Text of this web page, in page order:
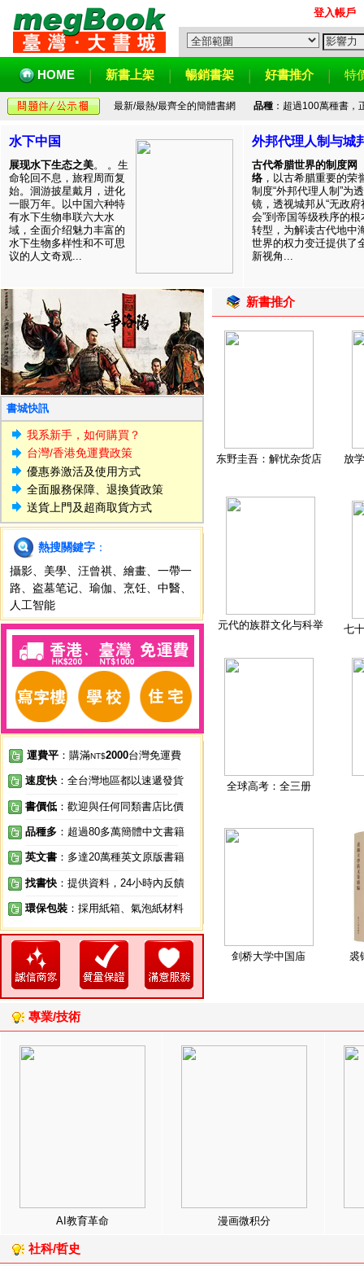
登入帳戶
HOME 新書上架 暢銷書架 好書推介 特
最新/最熱/最齊全的簡體書網 品種：超過100萬種書，
水下中国
展现水下生态之美。 。生
命轮回不息，旅程周而复
始。洄游披星戴月，进化
一眼万年。以中国六种特
有水下生物串联六大水
域，全面介绍魅力丰富的
水下生物多样性和不可思
议的人文奇观...
外邦代理人制与城
古代希腊世界的制度网
络 ，以古希腊重要的荣
制度“外邦代理人制”为透
镜，透视城邦从“无政府
会”到帝国等级秩序的根
转型，为解读古代地中
世界的权力变迁提供了
新视角...
書城快訊
我系新手，如何購買？
台灣/香港免運費政策
優惠券激活及使用方式
全面服務保障、退換貨政策
送貨上門及超商取貨方式
熱搜關鍵字 ：
攝影
美學 汪曾祺 繪畫
一帶一
路
盗墓笔记 瑜伽 烹饪 中醫
人工智能
運費平 ：購滿NT$2000台灣免運費
速度快 ：全台灣地區都以速遞發貨
書價低 ：歡迎與任何同類書店比價
品種多 ：超過80多萬簡體中文書籍
英文書 ：多達20萬種英文原版書籍
找書快 ：提供資料，24小時內反饋
環保包裝 ：採用紙箱、氣泡紙材料
新書推介
东野圭吾：解忧杂货店 放
元代的族群文化与科举 七
全球高考：全三册
剑桥大学中国庙 裘
專業/技術
AI教育革命 漫画微积分
社科/哲史